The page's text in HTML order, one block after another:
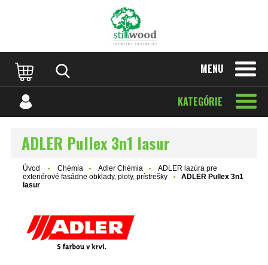
MENU
KATEGÓRIE
ADLER Pullex 3n1 lasur
Úvod Chémia Adler Chémia
ADLER lazúra pre
exteriérové fasádne obklady, ploty, prístrešky
ADLER Pullex 3n1
lasur